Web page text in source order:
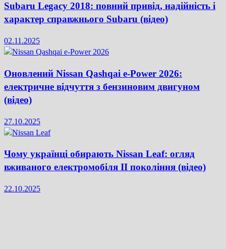
Subaru Legacy 2018: повний привід, надійність і
характер справжнього Subaru (відео)
02.11.2025
Оновлений Nissan Qashqai e-Power 2026:
електричне відчуття з бензиновим двигуном
(відео)
27.10.2025
Чому українці обирають Nissan Leaf: огляд
вживаного електромобіля II покоління (відео)
22.10.2025